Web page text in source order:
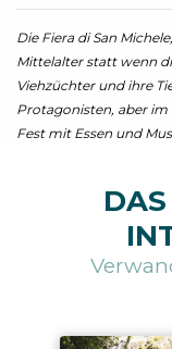
Die Fiera di San
Mittelalter statt wenn
Viehzüchter und ihre
Protagonisten, aber im
Fest mit Essen und